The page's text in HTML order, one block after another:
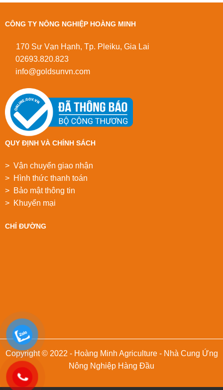
CÔNG TY NÔNG NGHIỆP HOÀNG MINH
170 Sư Vạn Hạnh, Tp. Pleiku, Gia Lai
02693.820.823
info@goldsunvn.com
QUY ĐỊNH VÀ CHÍNH SÁCH
> Vận chuyển giao nhận
> Hình thức thanh toán
> Bảo mật thông tin
> Khuyển mại
CHỈ ĐƯỜNG
Copyright © 2022 - Hoàng Minh Agriculture - Nhà Cung Ứng
Nông Nghiệp Hàng Đầu